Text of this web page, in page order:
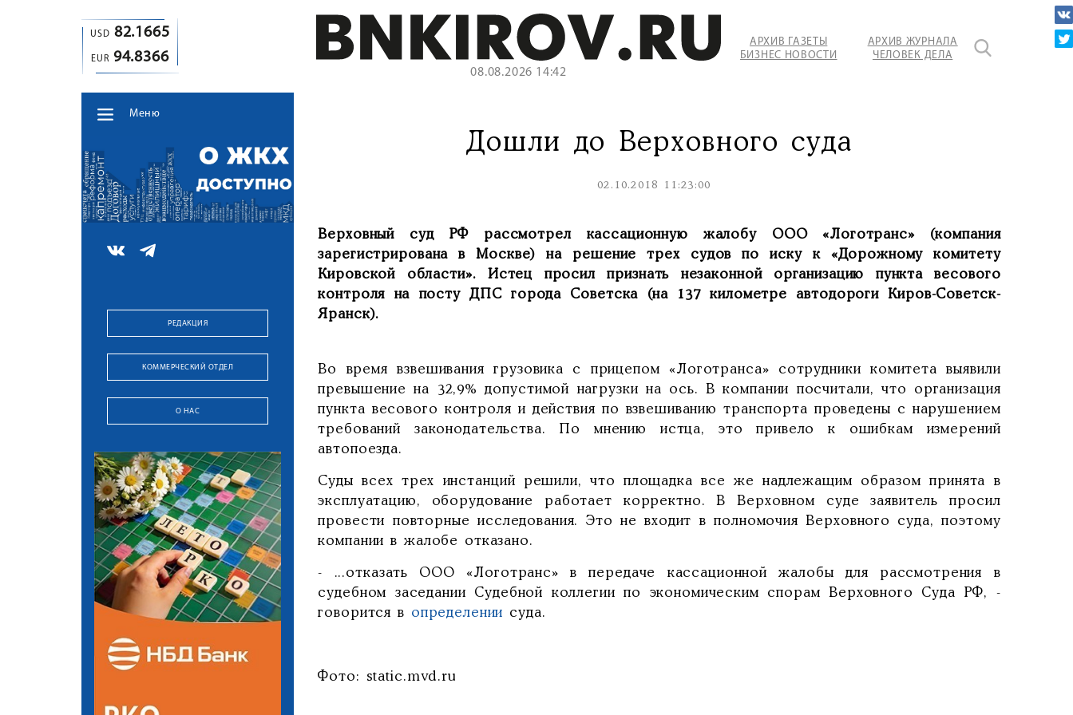
USD 82.1665
EUR 94.8366
08.08.2026 14:42
АРХИВ ГАЗЕТЫ
БИЗНЕС НОВОСТИ
АРХИВ ЖУРНАЛА
ЧЕЛОВЕК ДЕЛА
Меню
РЕДАКЦИЯ
КОММЕРЧЕСКИЙ ОТДЕЛ
О НАС
Дошли до Верховного суда
02.10.2018 11:23:00
Верховный суд РФ рассмотрел кассационную жалобу ООО «Логотранс» (компания
зарегистрирована в Москве) на решение трех судов по иску к «Дорожному комитету
Кировской области». Истец просил признать незаконной организацию пункта весового
контроля на посту ДПС города Советска (на 137 километре автодороги Киров-Советск-
Яранск).
Во время взвешивания грузовика с прицепом «Логотранса» сотрудники комитета выявили
превышение на 32,9% допустимой нагрузки на ось. В компании посчитали, что организация
пункта весового контроля и действия по взвешиванию транспорта проведены с нарушением
требований законодательства. По мнению истца, это привело к ошибкам измерений
автопоезда.
Суды всех трех инстанций решили, что площадка все же надлежащим образом принята в
эксплуатацию, оборудование работает корректно. В Верховном суде заявитель просил
провести повторные исследования. Это не входит в полномочия Верховного суда, поэтому
компании в жалобе отказано.
- ...отказать ООО «Логотранс» в передаче кассационной жалобы для рассмотрения в
судебном заседании Судебной коллегии по экономическим спорам Верховного Суда РФ, -
говорится в определении суда.
Фото: static.mvd.ru